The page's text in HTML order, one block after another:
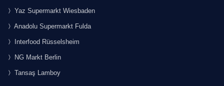
Yaz Supermarkt Wiesbaden
Anadolu Supermarkt Fulda
Interfood Rüsselsheim
NG Markt Berlin
Tansaş Lamboy